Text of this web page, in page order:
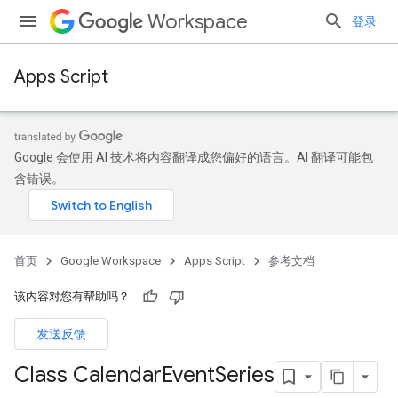
Workspace 登录
Apps Script
Google 会使用 AI 技术将内容翻译成您偏好的语言。AI 翻译可能包
含错误。
首页 Google Workspace Apps Script 参考文档
该内容对您有帮助吗？
发送反馈
Class CalendarEventSeries